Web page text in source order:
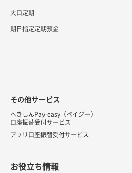
大口定期
期日指定定期預金
その他サービス
へきしんPay-easy（ペイジー）
口座振替受付サービス
アプリ口座振替受付サービス
お役立ち情報